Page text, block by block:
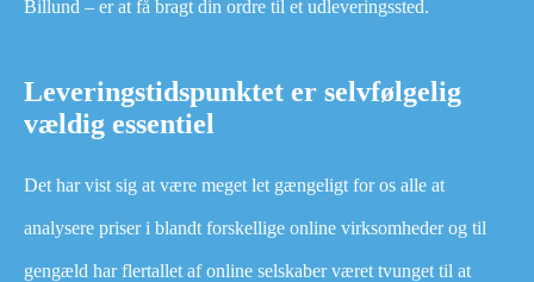
Billund – er at få bragt din ordre til et udleveringssted.
Leveringstidspunktet er selvfølgelig
vældig essentiel
Det har vist sig at være meget let gængeligt for os alle at
analysere priser i blandt forskellige online virksomheder og til
gengæld har flertallet af online selskaber været tvunget til at